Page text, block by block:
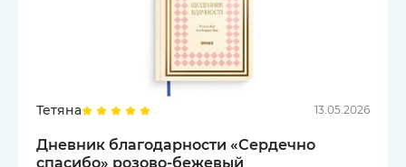
Тетяна 13.05.2026
Дневник благодарности «Сердечно
спасибо» розово-бежевый